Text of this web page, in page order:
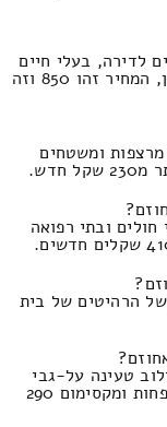
לדירה, בעלי חיים
פראיים, פרות, צאן, אתונות וזה לא נגמר כאן, המחיר זהו 850 וזה
ומשטחים
ובתי רפואה
הרהיטים של בית
טעינה על-גבי
משטחי הארגזים ואריזה המחירון זהו לכל הפחות ומקסימום 290